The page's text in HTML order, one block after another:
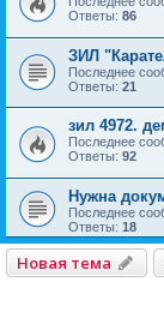
Ответы: 86
ЗИЛ
Последнее
Ответы: 21
зил 4972.
Последнее
Ответы: 92
Нужна
Последнее
Ответы: 18
Новая тема